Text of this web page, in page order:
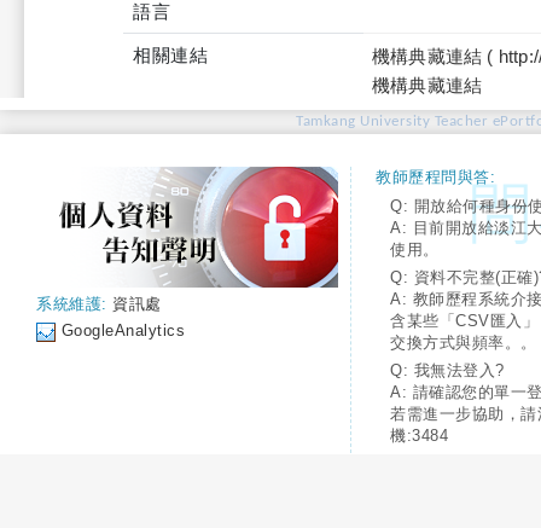
語言
相關連結
機構典藏連結 (
機構典藏連結
Tamkang University Teacher
系統維護: 資訊處
GoogleAnalytics
教師歷程問與答:
Q: 開放給何種身份
A: 目前開放給淡江
使用。
Q: 資料不完整(正確
A: 教師歷程系統介
含某些「CSV匯入
交換方式與頻率。。
Q: 我無法登入?
A: 請確認您的單一
若需進一步協助，
機:3484